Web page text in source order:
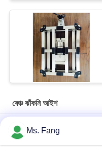
বেঞ্চ ঝাঁকনি আইশ
300x400মিমি 150 কেজি স্টেইনলেস
ওজন সহMs. Fang